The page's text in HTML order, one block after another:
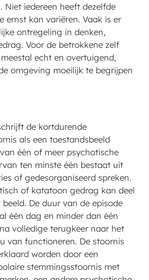
Niet iedereen heeft dezelfde
ernst kan variëren. Vaak is er
ontregeling in denken,
Voor de betrokkene zelf
echt en overtuigend,
omgeving moeilijk te begrijpen
de kortdurende
als een toestandsbeeld
één of meer psychotische
ten minste één bestaat uit
of gedesorganiseerd spreken.
of katatoon gedrag kan deel
De duur van de episode
één dag en minder dan één
volledige terugkeer naar het
van functioneren. De stoornis
worden door een
stemmingsstoornis met